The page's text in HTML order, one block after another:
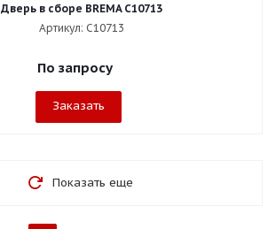
Дверь в сборе BREMA C10713
Артикул: C10713
По запросу
Заказать
Показать еще